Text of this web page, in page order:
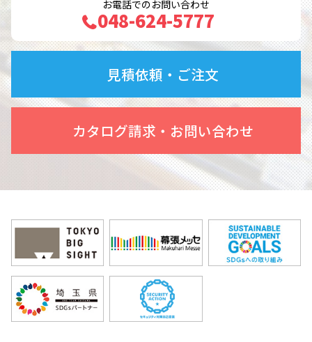
お電話でのお問い合わせ
048-624-5777
見積依頼・ご注文
カタログ請求・お問い合わせ